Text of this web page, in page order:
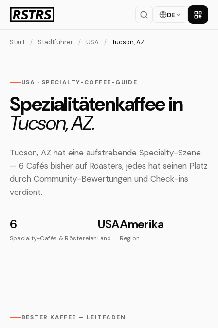
DE App
Start / Stadtführer / USA / Tucson, AZ
USA · SPECIALTY-COFFEE-GUIDE
Spezialitätenkaffee in
Tucson, AZ.
Tucson, AZ hat eine aufstrebende Specialty-Szene
— 6 Cafés bisher auf Roasters, jedes hat seinen Platz
durch Community-Bewertungen und Check-ins
verdient.
6
Specialty-Cafés & Röstereien
USA
Land
Amerika
Region
BESTER KAFFEE — LEITFADEN